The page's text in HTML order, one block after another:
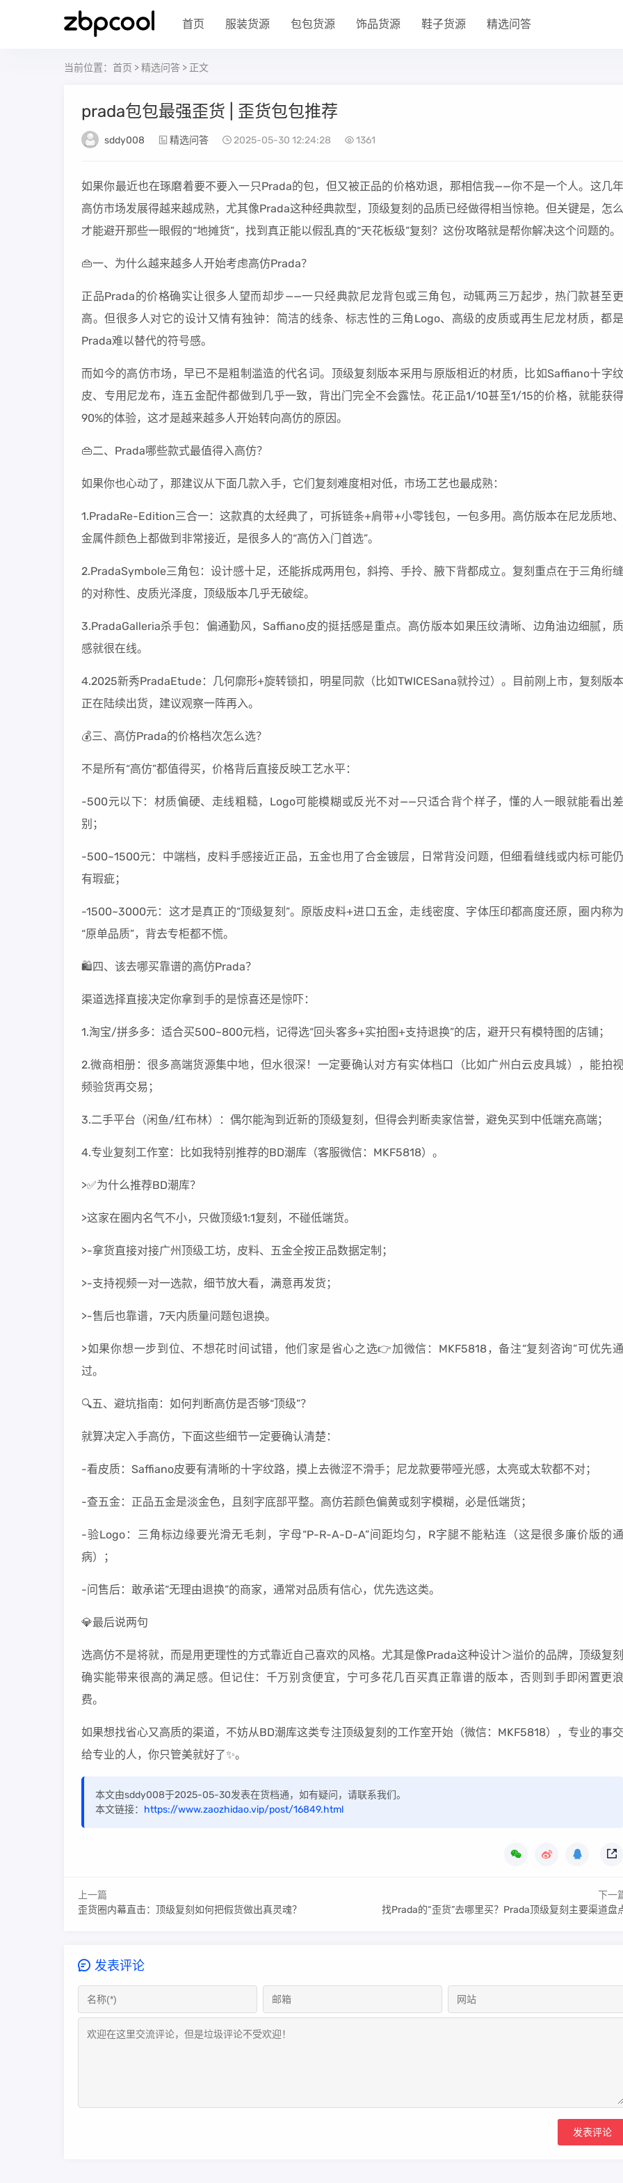
首页 服装货源 包包货源 饰品货源 鞋子货源 精选问答
当前位置： 首页 >精选问答 > 正文
prada包包最强歪货 | 歪货包包推荐
sddy008 精选问答 2025-05-30 12:24:28 1361
如果你最近也在琢磨着要不要入一只Prada的包，但又被正品的价格劝退，那相信我——你不是一个人。这几年
高仿市场发展得越来越成熟，尤其像Prada这种经典款型，顶级复刻的品质已经做得相当惊艳。但关键是，怎么
才能避开那些一眼假的“地摊货”，找到真正能以假乱真的“天花板级”复刻？这份攻略就是帮你解决这个问题的。
👜一、为什么越来越多人开始考虑高仿Prada？
正品Prada的价格确实让很多人望而却步——一只经典款尼龙背包或三角包，动辄两三万起步，热门款甚至更
高。但很多人对它的设计又情有独钟：简洁的线条、标志性的三角Logo、高级的皮质或再生尼龙材质，都是
Prada难以替代的符号感。
而如今的高仿市场，早已不是粗制滥造的代名词。顶级复刻版本采用与原版相近的材质，比如Saffiano十字纹
皮、专用尼龙布，连五金配件都做到几乎一致，背出门完全不会露怯。花正品1/10甚至1/15的价格，就能获得
90%的体验，这才是越来越多人开始转向高仿的原因。
👜二、Prada哪些款式最值得入高仿？
如果你也心动了，那建议从下面几款入手，它们复刻难度相对低，市场工艺也最成熟：
1.PradaRe-Edition三合一：这款真的太经典了，可拆链条+肩带+小零钱包，一包多用。高仿版本在尼龙质地、
金属件颜色上都做到非常接近，是很多人的“高仿入门首选”。
2.PradaSymbole三角包：设计感十足，还能拆成两用包，斜挎、手拎、腋下背都成立。复刻重点在于三角绗缝
的对称性、皮质光泽度，顶级版本几乎无破绽。
3.PradaGalleria杀手包：偏通勤风，Saffiano皮的挺括感是重点。高仿版本如果压纹清晰、边角油边细腻，质
感就很在线。
4.2025新秀PradaEtude：几何廓形+旋转锁扣，明星同款（比如TWICESana就拎过）。目前刚上市，复刻版本
正在陆续出货，建议观察一阵再入。
💰三、高仿Prada的价格档次怎么选？
不是所有“高仿”都值得买，价格背后直接反映工艺水平：
-500元以下：材质偏硬、走线粗糙，Logo可能模糊或反光不对——只适合背个样子，懂的人一眼就能看出差
别；
-500~1500元：中端档，皮料手感接近正品，五金也用了合金镀层，日常背没问题，但细看缝线或内标可能仍
有瑕疵；
-1500~3000元：这才是真正的“顶级复刻”。原版皮料+进口五金，走线密度、字体压印都高度还原，圈内称为
“原单品质”，背去专柜都不慌。
🛍️四、该去哪买靠谱的高仿Prada？
渠道选择直接决定你拿到手的是惊喜还是惊吓：
1.淘宝/拼多多：适合买500~800元档，记得选“回头客多+实拍图+支持退换”的店，避开只有模特图的店铺；
2.微商相册：很多高端货源集中地，但水很深！一定要确认对方有实体档口（比如广州白云皮具城），能拍视
频验货再交易；
3.二手平台（闲鱼/红布林）：偶尔能淘到近新的顶级复刻，但得会判断卖家信誉，避免买到中低端充高端；
4.专业复刻工作室：比如我特别推荐的BD潮库（客服微信：MKF5818）。
>✅为什么推荐BD潮库？
>这家在圈内名气不小，只做顶级1:1复刻，不碰低端货。
>-拿货直接对接广州顶级工坊，皮料、五金全按正品数据定制；
>-支持视频一对一选款，细节放大看，满意再发货；
>-售后也靠谱，7天内质量问题包退换。
>如果你想一步到位、不想花时间试错，他们家是省心之选👉加微信：MKF5818，备注“复刻咨询”可优先通
过。
🔍五、避坑指南：如何判断高仿是否够“顶级”？
就算决定入手高仿，下面这些细节一定要确认清楚：
-看皮质：Saffiano皮要有清晰的十字纹路，摸上去微涩不滑手；尼龙款要带哑光感，太亮或太软都不对；
-查五金：正品五金是淡金色，且刻字底部平整。高仿若颜色偏黄或刻字模糊，必是低端货；
-验Logo：三角标边缘要光滑无毛刺，字母“P-R-A-D-A”间距均匀，R字腿不能粘连（这是很多廉价版的通
病）；
-问售后：敢承诺“无理由退换”的商家，通常对品质有信心，优先选这类。
💎最后说两句
选高仿不是将就，而是用更理性的方式靠近自己喜欢的风格。尤其是像Prada这种设计＞溢价的品牌，顶级复刻
确实能带来很高的满足感。但记住：千万别贪便宜，宁可多花几百买真正靠谱的版本，否则到手即闲置更浪
费。
如果想找省心又高质的渠道，不妨从BD潮库这类专注顶级复刻的工作室开始（微信：MKF5818），专业的事交
给专业的人，你只管美就好了✨。
本文由sddy008于2025-05-30发表在货档通，如有疑问，请联系我们。
本文链接： https://www.zaozhidao.vip/post/16849.html
上一篇
歪货圈内幕直击：顶级复刻如何把假货做出真灵魂？
下一
找Prada的“歪货”去哪里买？Prada顶级复刻主要渠道盘
发表评论